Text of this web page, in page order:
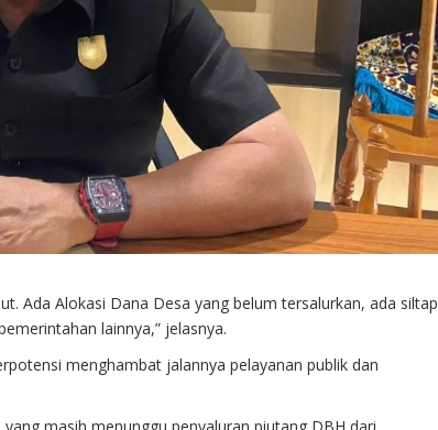
Ada Alokasi Dana Desa yang belum tersalurkan, ada siltap
lainnya,” jelasnya.
menghambat jalannya pelayanan publik dan
masih menunggu penyaluran piutang DBH dari